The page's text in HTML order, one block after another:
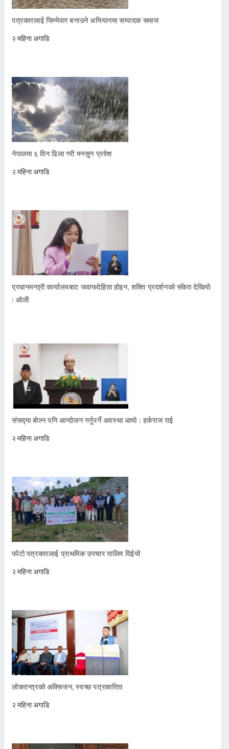
पत्रकारलाई जिम्मेवार बनाउने अभियानमा सम्पादक समाज
२ महिना अगाडि
नेपालमा ६ दिन ढिला गरी मनसुन प्रवेश
२ महिना अगाडि
प्रधानमन्त्री कार्यालयबाट जवाफदेहिता होइन, शक्ति प्रदर्शनको संकेत देखियो
: ओली
संसद्मा बोल्न पनि आन्दोलन गर्नुपर्ने अवस्था आयो : हर्कराज राई
२ महिना अगाडि
फोटो पत्रकारलाई प्राथमिक उपचार तालिम दिईयो
२ महिना अगाडि
लोकतन्त्रको अक्सिजन, स्वच्छ पत्रकारिता
२ महिना अगाडि